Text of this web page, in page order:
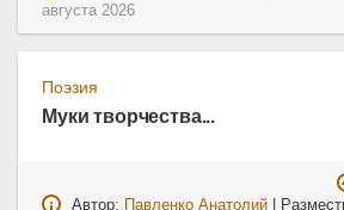
августа 2026
Поэзия
Муки творчества...
Автор: Павленко Анатолий |